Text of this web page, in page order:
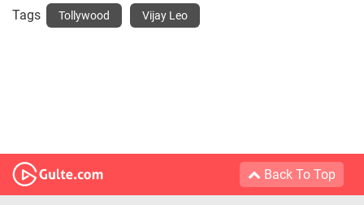
Tags Tollywood Vijay Leo
Back To Top